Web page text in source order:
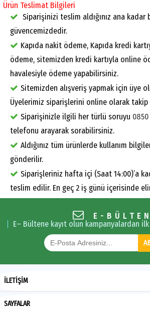
Ürün Teslimat Bilgileri
Siparişinizi teslim aldığınız ana kadar
güvencemizdedir.
Kapıda nakit ödeme, Kapıda kredi
ödeme, sitemizden kredi kartıyla online
havalesiyle ödeme yapabilirsiniz.
Sitemizden alışveriş yapmak için üye
Üyelerimiz siparişlerini online olarak
Siparişinizle ilgili her türlü soruyu 0850
telefonu arayarak sorabilirsiniz.
Aldığınız tüm ürünlerde kullanım
gönderilir.
Siparişleriniz hafta içi (Saat 14:00)’a
teslim edilir. En geç 2 iş günü içerisinde
E-BÜLTEN
E– Bültene kayıt olun kampanyalardan
İLETİŞİM
SAYFALAR